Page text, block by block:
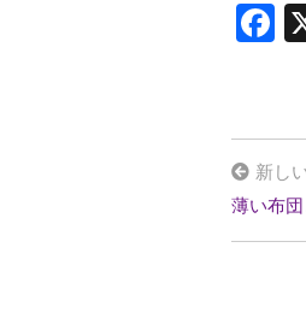
F
b
o
o
k
新し
薄い布